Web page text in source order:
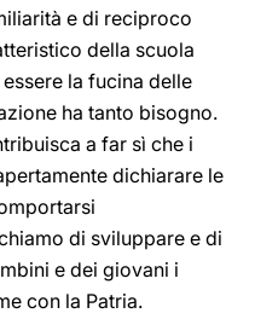
e di reciproco
della scuola
la fucina delle
ha tanto bisogno.
a far sì che i
dichiarare le
di sviluppare e di
e dei giovani i
con la Patria.